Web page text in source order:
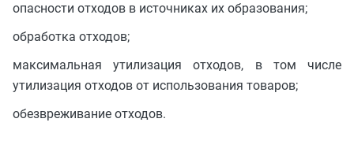
опасности отходов в источниках их образования;
обработка отходов;
максимальная утилизация отходов, в том числе
утилизация отходов от использования товаров;
обезвреживание отходов.